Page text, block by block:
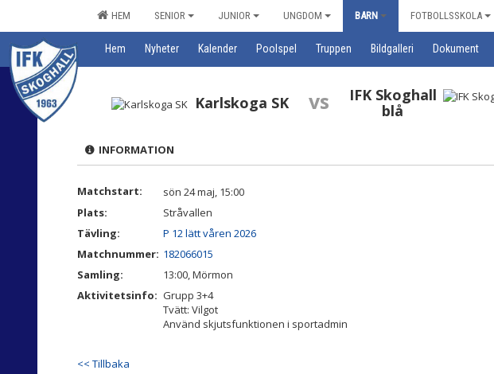
HEM SENIOR JUNIOR UNGDOM BARN FOTBOLLSSKOLA
Hem Nyheter Kalender Poolspel Truppen Bildgalleri Dokument
Karlskoga SK vs
IFK Skoghall
blå
INFORMATION
Matchstart:
sön 24 maj, 15:00
Plats:
Stråvallen
Tävling:
P 12 lätt våren 2026
Matchnummer: 182066015
Samling:
13:00, Mörmon
Aktivitetsinfo: Grupp 3+4
Tvätt: Vilgot
Använd skjutsfunktionen i sportadmin
<< Tillbaka